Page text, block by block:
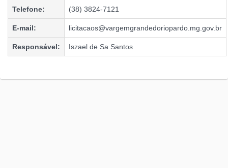
Telefone: (38) 3824-7121
E-mail: licitacaos@vargemgrandedoriopardo.mg.gov.br
Responsável: Iszael de Sa Santos